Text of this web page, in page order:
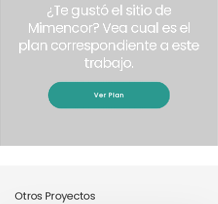
¿Te gustó el sitio de
Mimencor?Vea cual es el
plan correspondiente a este
trabajo.
Ver Plan
Otros Proyectos